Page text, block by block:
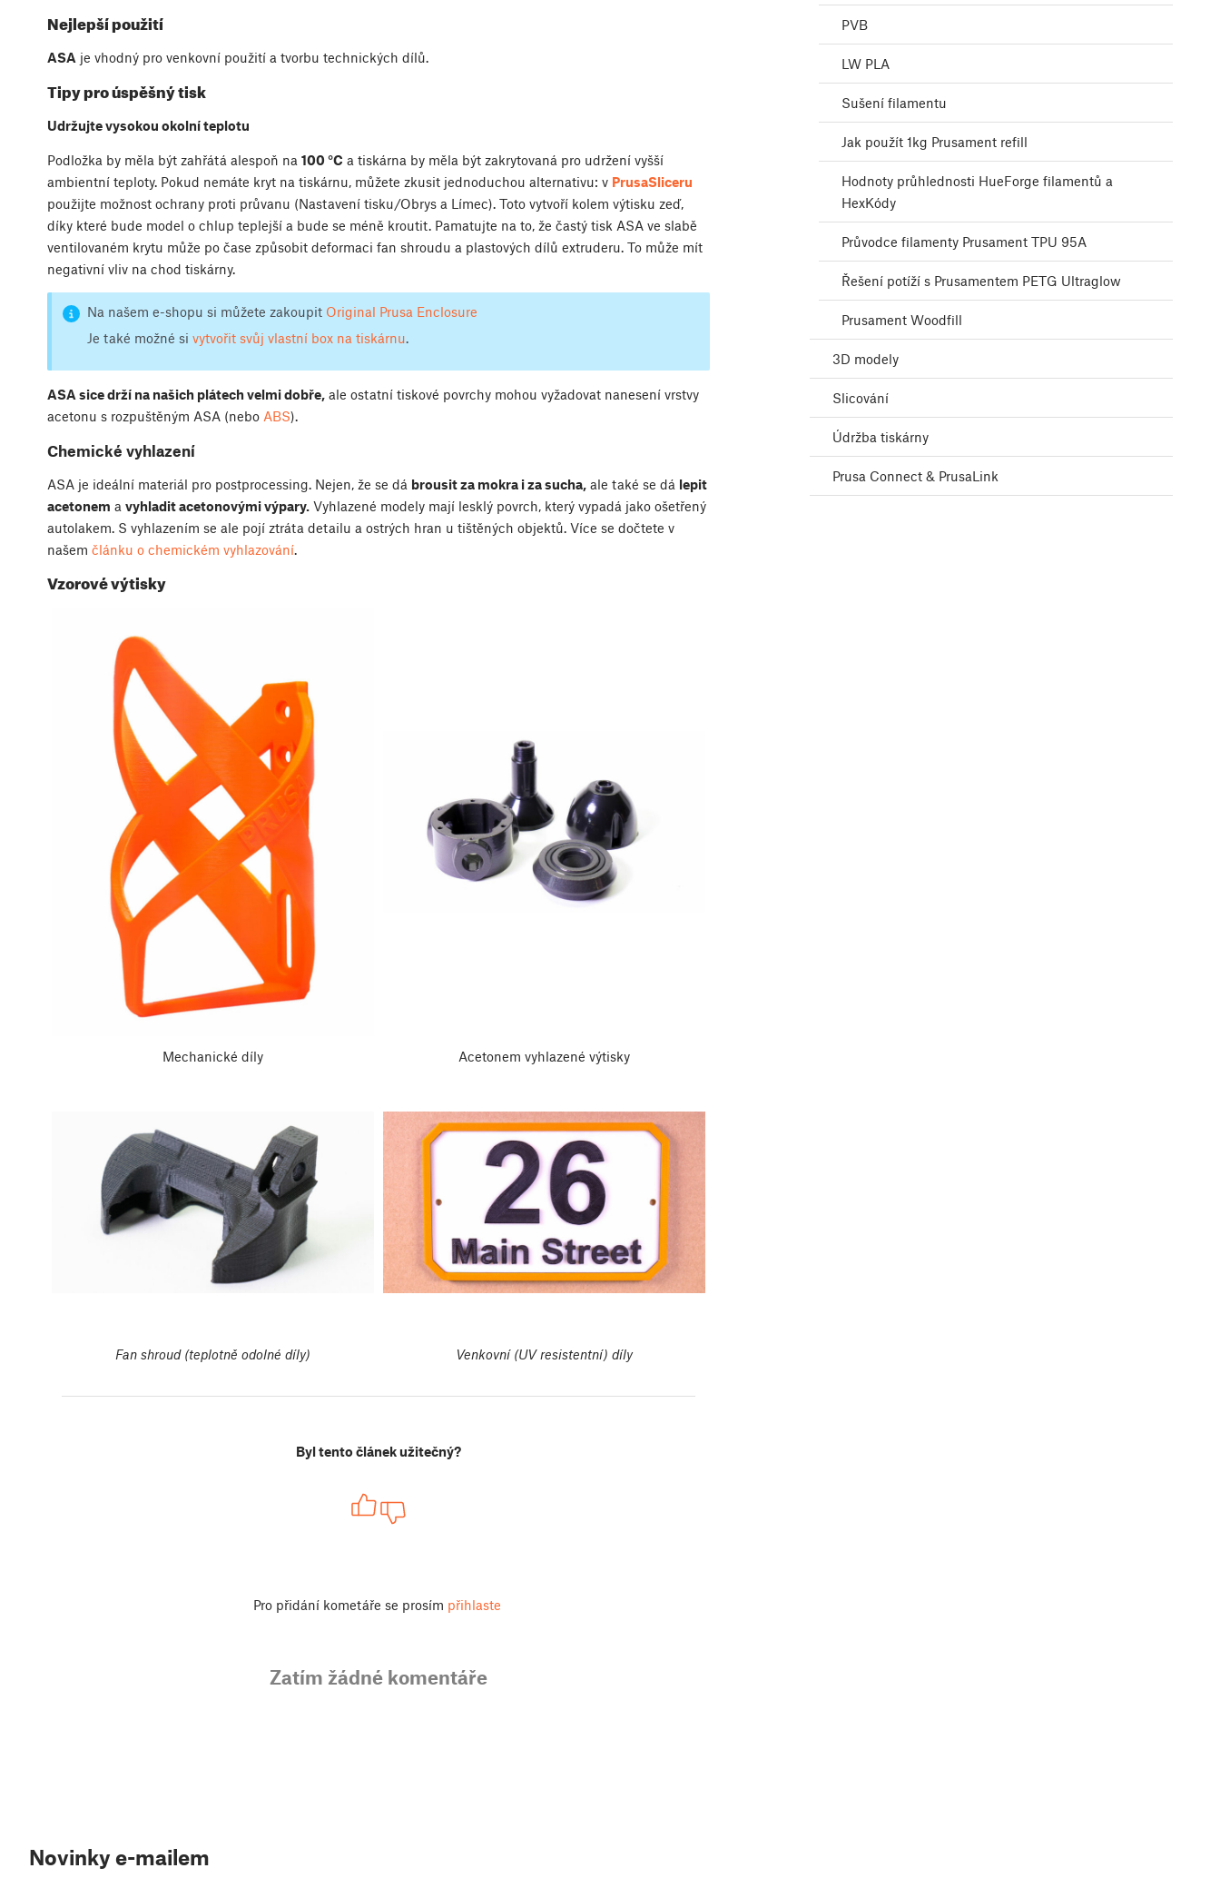
Nejlepší použití
ASA je vhodný pro venkovní použití a tvorbu technických dílů.
Tipy pro úspěšný tisk
Udržujte vysokou okolní teplotu
Podložka by měla být zahřátá alespoň na 100 °C a tiskárna by měla být zakrytovaná pro udržení vyšší
ambientní teploty. Pokud nemáte kryt na tiskárnu, můžete zkusit jednoduchou alternativu: v PrusaSliceru
použijte možnost ochrany proti průvanu (Nastavení tisku/Obrys a Límec). Toto vytvoří kolem výtisku zeď,
díky které bude model o chlup teplejší a bude se méně kroutit. Pamatujte na to, že častý tisk ASA ve slabě
ventilovaném krytu může po čase způsobit deformaci fan shroudu a plastových dílů extruderu. To může mít
negativní vliv na chod tiskárny.
Na našem e-shopu si můžete zakoupit Original Prusa Enclosure
Je také možné si vytvořit svůj vlastní box na tiskárnu.
ASA sice drží na našich plátech velmi dobře, ale ostatní tiskové povrchy mohou vyžadovat nanesení vrstvy
acetonu s rozpuštěným ASA (nebo ABS).
Chemické vyhlazení
ASA je ideální materiál pro postprocessing. Nejen, že se dá brousit za mokra i za sucha, ale také se dá lepit
acetonem a vyhladit acetonovými výpary. Vyhlazené modely mají lesklý povrch, který vypadá jako ošetřený
autolakem. S vyhlazením se ale pojí ztráta detailu a ostrých hran u tištěných objektů. Více se dočtete v
našem článku o chemickém vyhlazování.
Vzorové výtisky
Mechanické díly Acetonem vyhlazené výtisky
Fan shroud (teplotně odolné díly) Venkovní (UV resistentní) díly
Byl tento článek užitečný?
Pro přidání kometáře se prosím přihlaste
Zatím žádné komentáře
PVB
LW PLA
Sušení filamentu
Jak použít 1kg Prusament refill
Hodnoty průhlednosti HueForge filamentů a
HexKódy
Průvodce filamenty Prusament TPU 95A
Řešení potíží s Prusamentem PETG Ultraglow
Prusament Woodfill
3D modely
Slicování
Údržba tiskárny
Prusa Connect & PrusaLink
Novinky e-mailem